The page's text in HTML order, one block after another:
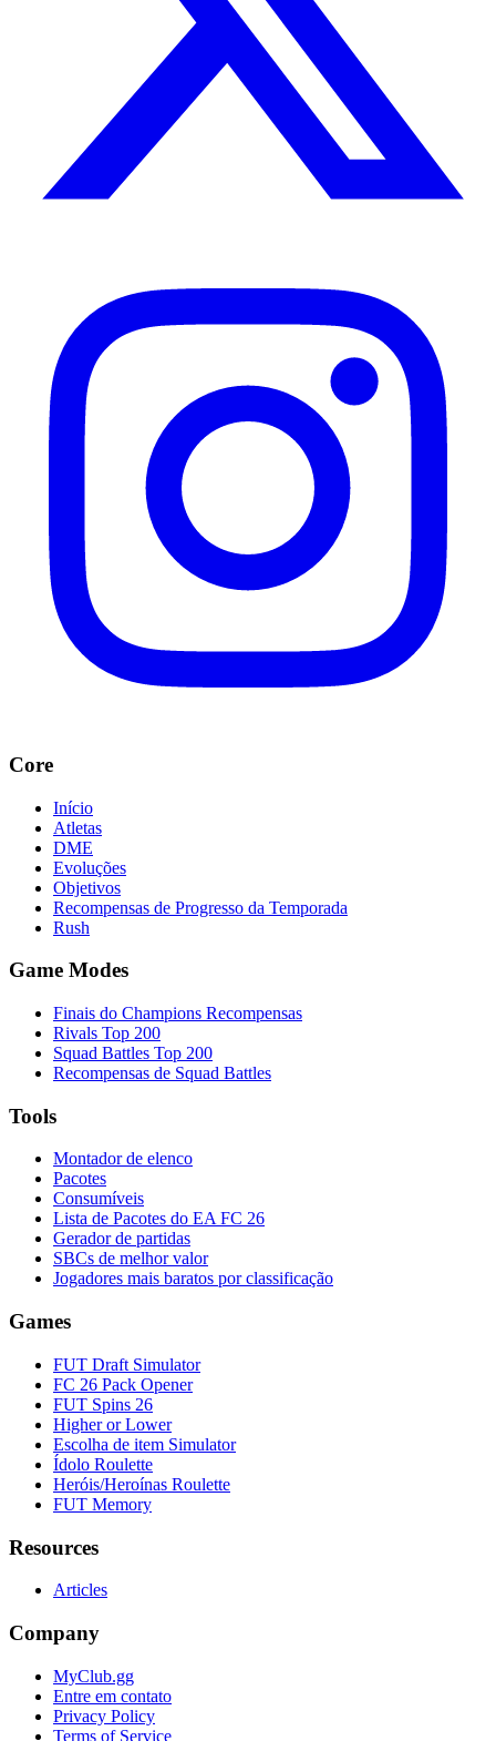
Core
Início
Atletas
DME
Evoluções
Objetivos
Recompensas de Progresso da Temporada
Rush
Game Modes
Finais do Champions Recompensas
Rivals Top 200
Squad Battles Top 200
Recompensas de Squad Battles
Tools
Montador de elenco
Pacotes
Consumíveis
Lista de Pacotes do EA FC 26
Gerador de partidas
SBCs de melhor valor
Jogadores mais baratos por classificação
Games
FUT Draft Simulator
FC 26 Pack Opener
FUT Spins 26
Higher or Lower
Escolha de item Simulator
Ídolo Roulette
Heróis/Heroínas Roulette
FUT Memory
Resources
Articles
Company
MyClub.gg
Entre em contato
Privacy Policy
Terms of Service